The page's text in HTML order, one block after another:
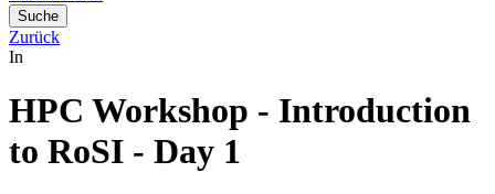
Zurück
In
HPC Workshop - Introduction
to RoSI - Day 1